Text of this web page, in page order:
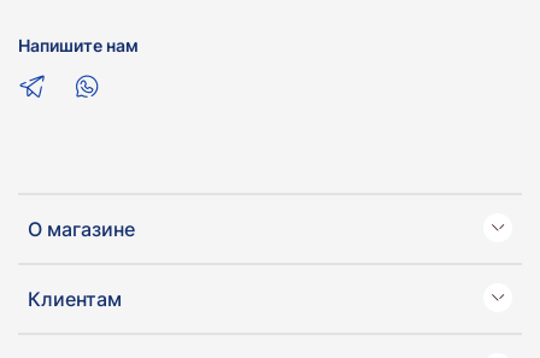
О магазине
Клиентам
Напишите нам